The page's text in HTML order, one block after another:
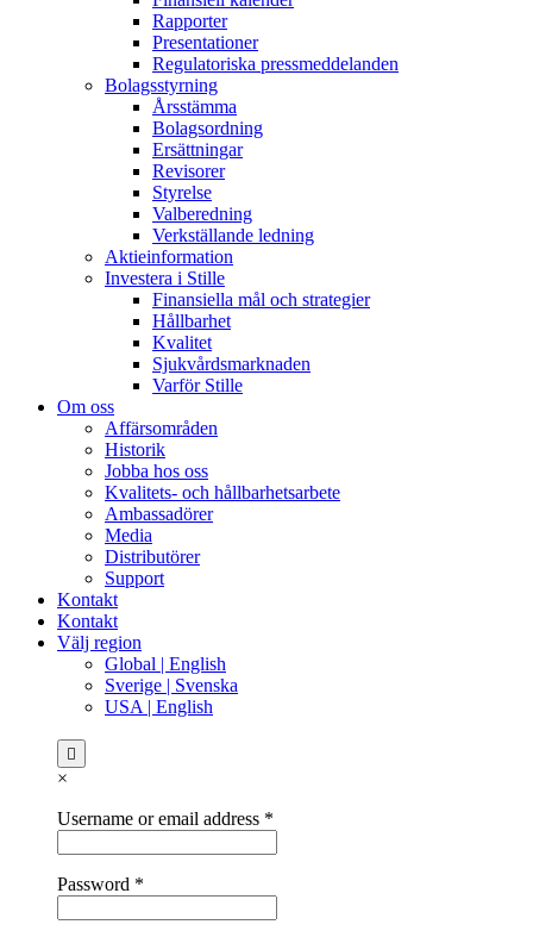
Rapporter
Presentationer
Regulatoriska pressmeddelanden
Bolagsstyrning
Årsstämma
Bolagsordning
Ersättningar
Revisorer
Styrelse
Valberedning
Verkställande ledning
Aktieinformation
Investera i Stille
Finansiella mål och strategier
Hållbarhet
Kvalitet
Sjukvårdsmarknaden
Varför Stille
Om oss
Affärsområden
Historik
Jobba hos oss
Kvalitets- och hållbarhetsarbete
Ambassadörer
Media
Distributörer
Support
Kontakt
Kontakt
Välj region
Global | English
Sverige | Svenska
USA | English
×
Username or email address *
Password *